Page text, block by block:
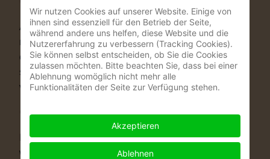
Auf Wunsch bereichere ich Eure Zeremonie mit
musikalischen oder künstlerischen Elementen. Als
ehemaliger Musicaldarsteller und Sänger entstehen
so Momente, die Eure Gäste garantiert nicht
vergessen werden.
Warum eine Freie Trauung?
Immer mehr Paare wünschen sich eine Hochzeit, die
wirklich zu ihnen passt. Vielleicht ist eine kirchliche
Wir nutzen Cookies auf unserer Website. Einige von
ihnen sind essenziell für den Betrieb der Seite,
während andere uns helfen, diese Website und die
Nutzererfahrung zu verbessern (Tracking Cookies).
Sie können selbst entscheiden, ob Sie die Cookies
zulassen möchten. Bitte beachten Sie, dass bei einer
Ablehnung womöglich nicht mehr alle
Funktionalitäten der Seite zur Verfügung stehen.
Akzeptieren
Ablehnen